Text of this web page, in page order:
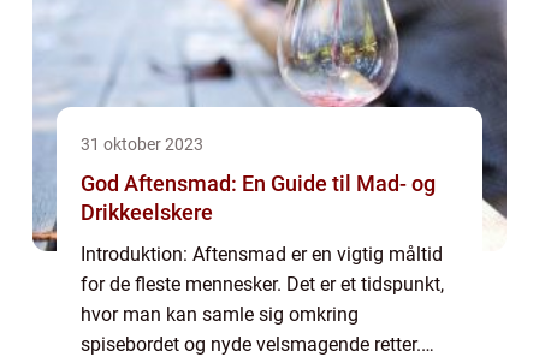
31 oktober 2023
God Aftensmad: En Guide til Mad- og
Drikkeelskere
Introduktion: Aftensmad er en vigtig måltid
for de fleste mennesker. Det er et tidspunkt,
hvor man kan samle sig omkring
spisebordet og nyde velsmagende retter.